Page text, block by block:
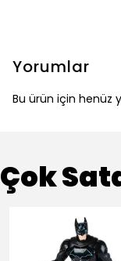
Yorumlar
Bu ürün için henüz
Çok